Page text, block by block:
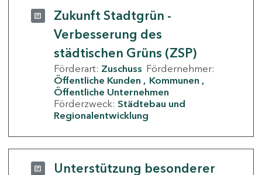
Zukunft Stadtgrün -
Verbesserung des
städtischen Grüns (ZSP)
Förderart: Zuschuss Fördernehmer:
Öffentliche Kunden
Kommunen
Öffentliche Unternehmen
Förderzweck: Städtebau und
Regionalentwicklung
Unterstützung besonderer